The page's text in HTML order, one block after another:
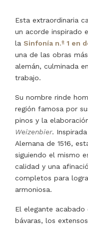
Esta extraordinaria
un acorde inspirado
la Sinfonía n.º 1 en
una de las obras
alemán, culminada
trabajo.
Su nombre rinde
región famosa por
pinos y la
Weizenbier.
Alemana de 1516,
siguiendo el mismo
calidad y una
completos para
armoniosa.
El elegante
bávaras, los